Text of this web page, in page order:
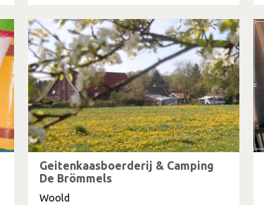
Geitenkaasboerderij & Camping
De Brömmels
Woold